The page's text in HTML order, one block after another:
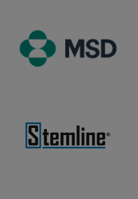
Nivolumab muss
bei Grad IV oder
muss auch die
aufgeschoben werden.